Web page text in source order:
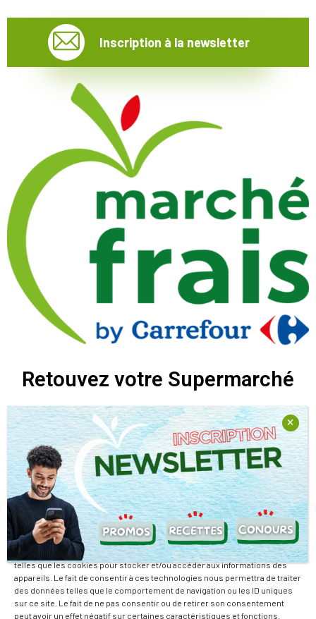
Gérer le consentement
Pour offrir les meilleures expériences, nous utilisons des technologies
telles que les cookies pour stocker et/ou accéder aux informations des
appareils. Le fait de consentir à ces technologies nous permettra de traiter
des données telles que le comportement de navigation ou les ID uniques
sur ce site. Le fait de ne pas consentir ou de retirer son consentement
peut avoir un effet négatif sur certaines caractéristiques et fonctions.
Inscription à la newsletter
Retouvez votre Supermarché
Retrouvez nous sur nos réseaux sociaux
Nous travaillons avec la passion de relever des défis pour vous
offrir la possibilité de mieux manger tout en dépensant moins.
En savoir plus
Mentions Légales